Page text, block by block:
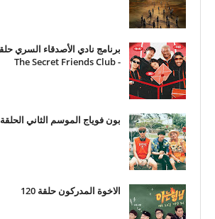
- The Secret Friends Club
بون فوياج الموسم الثاني الحلقة 2 مترجمة للعربية
الاخوة المدركون حلقة 120